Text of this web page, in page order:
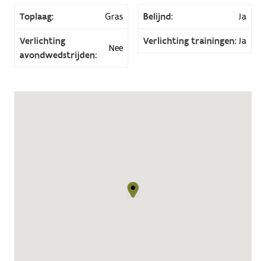
Toplaag: Gras Belijnd: Ja
Verlichting
avondwedstrijden:
Nee
Verlichting trainingen: Ja